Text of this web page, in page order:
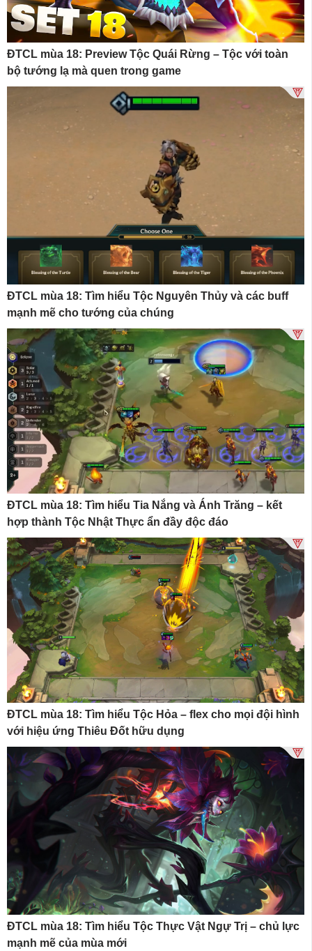
ĐTCL mùa 18: Preview Tộc Quái Rừng – Tộc với toàn
bộ tướng lạ mà quen trong game
ĐTCL mùa 18: Tìm hiểu Tộc Nguyên Thủy và các buff
mạnh mẽ cho tướng của chúng
ĐTCL mùa 18: Tìm hiểu Tia Nắng và Ánh Trăng – kết
hợp thành Tộc Nhật Thực ẩn đầy độc đáo
ĐTCL mùa 18: Tìm hiểu Tộc Hỏa – flex cho mọi đội hình
với hiệu ứng Thiêu Đốt hữu dụng
ĐTCL mùa 18: Tìm hiểu Tộc Thực Vật Ngự Trị – chủ lực
mạnh mẽ của mùa mới